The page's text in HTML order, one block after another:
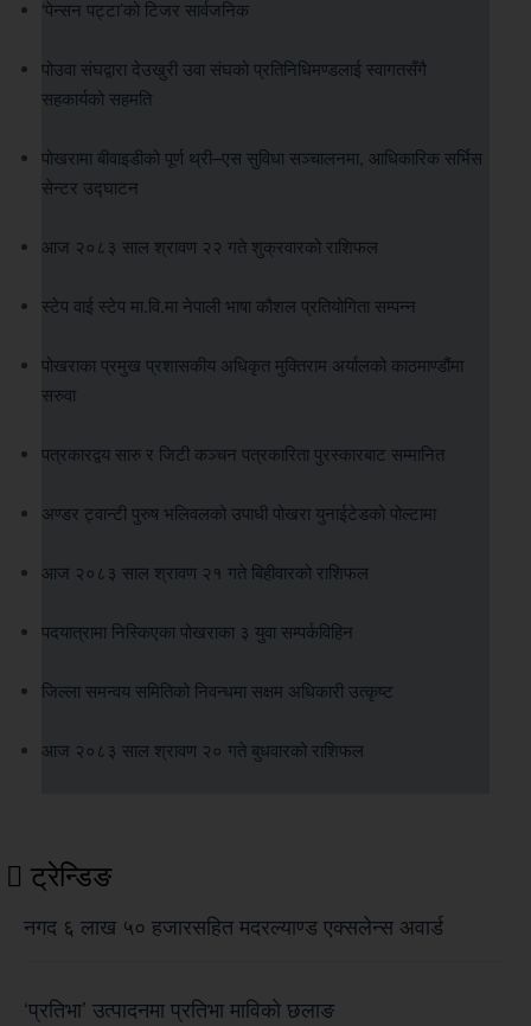
‘पेन्सन पट्टा’को टिजर सार्वजनिक
पोउवा संघद्वारा देउखुरी उवा संघको प्रतिनिधिमण्डलाई स्वागतसँगै
सहकार्यको सहमति
पोखरामा बीवाइडीको पूर्ण थ्री–एस सुविधा सञ्चालनमा, आधिकारिक सर्भिस
सेन्टर उद्घाटन
आज २०८३ साल श्रावण २२ गते शुक्रवारको राशिफल
स्टेप वाई स्टेप मा.वि.मा नेपाली भाषा कौशल प्रतियोगिता सम्पन्न
पोखराका प्रमुख प्रशासकीय अधिकृत मुक्तिराम अर्यालको काठमाण्डौंमा
सरुवा
पत्रकारद्वय सारु र जिटी कञ्चन पत्रकारिता पुरस्कारबाट सम्मानित
अण्डर ट्वान्टी पुरुष भलिवलको उपाधी पोखरा युनाईटेडको पोल्टामा
आज २०८३ साल श्रावण २१ गते बिहीवारको राशिफल
पदयात्रामा निस्किएका पोखराका ३ युवा सम्पर्कविहिन
जिल्ला समन्वय समितिको निवन्धमा सक्षम अधिकारी उत्कृष्ट
आज २०८३ साल श्रावण २० गते बुधवारको राशिफल
ट्रेन्डिङ
नगद ६ लाख ५० हजारसहित मदरल्याण्ड एक्सलेन्स अवार्ड
‘प्रतिभा’ उत्पादनमा प्रतिभा माविको छलाङ